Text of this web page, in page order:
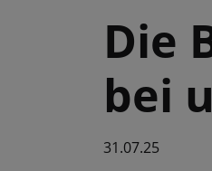
Die
bei
31.07.25